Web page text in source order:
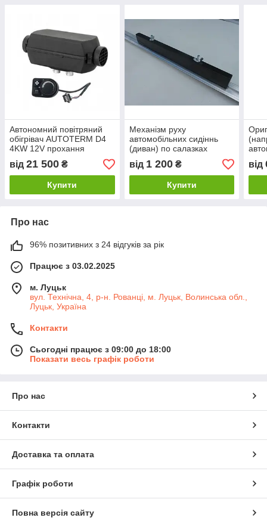
Автономний повітряний
обігрівач AUTOTERM D4
4KW 12V прохання
зателефонувати перш ніж
зробити замовлення!!!!
від 21 500 ₴
Купити
Механізм руху
автомобільних сидіннь
(диван) по салазках
(порозі, рейках)!!прохання
зателефонувати перш ніж
зробити замовлення!!
від 1 200₴
Купити
від
Про нас
96% позитивних з 24 відгуків за рік
Працює з 03.02.2025
м. Луцьк
вул. Технічна, 4, р-н. Рованці, м. Луцьк, Волинська обл.,
Луцьк, Україна
Контакти
Сьогодні працює з 09:00 до 18:00
Показати весь графік роботи
Про нас
Контакти
Доставка та оплата
Графік роботи
Повна версія сайту